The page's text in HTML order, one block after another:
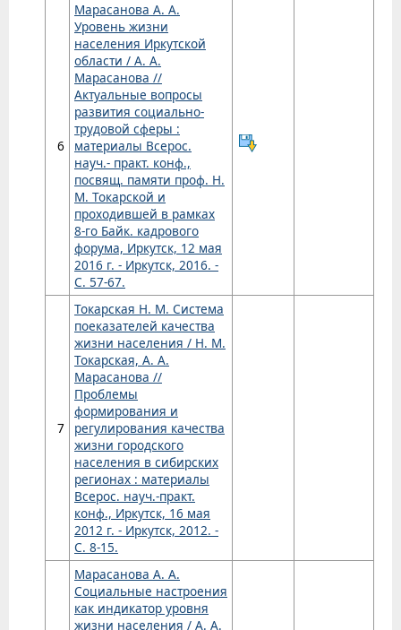
6
Марасанова А. А.
Уровень жизни
населения Иркутской
области / А. А.
Марасанова //
Актуальные вопросы
развития социально-
трудовой сферы :
материалы Всерос.
науч.- практ. конф.,
посвящ. памяти проф. Н.
М. Токарской и
проходившей в рамках
8-го Байк. кадрового
форума, Иркутск, 12 мая
2016 г. - Иркутск, 2016. -
С. 57-67.
7
Токарская Н. М. Система
поеказателей качества
жизни населения / Н. М.
Токарская, А. А.
Марасанова //
Проблемы
формирования и
регулирования качества
жизни городского
населения в сибирских
регионах : материалы
Всерос. науч.-практ.
конф., Иркутск, 16 мая
2012 г. - Иркутск, 2012. -
С. 8-15.
Марасанова А. А.
Социальные настроения
как индикатор уровня
жизни населения / А. А.